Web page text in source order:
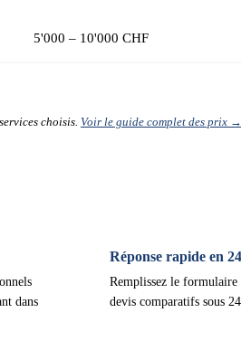
5'000 – 10'000 CHF
choisis. Voir le guide complet des prix →
dans
Réponse rapide en
Remplissez le formulaire
devis comparatifs sous